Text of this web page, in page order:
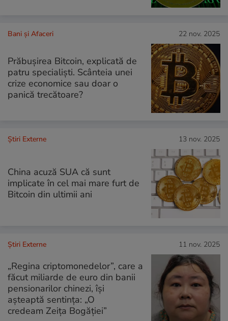
Bani și Afaceri 22 nov. 2025
Prăbușirea Bitcoin, explicată de
patru specialiști. Scânteia unei
crize economice sau doar o
panică trecătoare?
Știri Externe 13 nov. 2025
China acuză SUA că sunt
implicate în cel mai mare furt de
Bitcoin din ultimii ani
Știri Externe 11 nov. 2025
„Regina criptomonedelor”, care a
făcut miliarde de euro din banii
pensionarilor chinezi, își
așteaptă sentința: „O
credeam Zeița Bogăției”